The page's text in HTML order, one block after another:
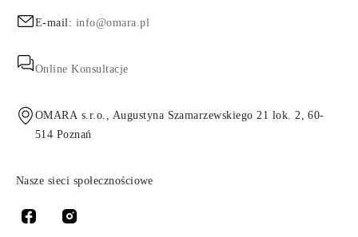
E-mail: info@omara.pl
Online Konsultacje
OMARA s.r.o., Augustyna Szamarzewskiego 21 lok. 2, 60-
514 Poznań
Nasze sieci społecznościowe